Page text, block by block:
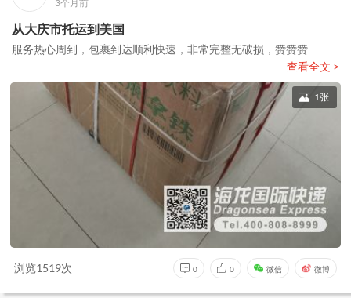
张家界市托运到美国从厦门市托运到美国
市搬家到英国从南京市搬家到加拿大 从大连市搬家到英国从佛山市搬家
3个月前
从大庆市托运到美国
服务热心周到，包裹到达顺利快速，非常完整无破损，赞赞赞
查看全文 >
1张
浏览1519次 0 0 微信 微博